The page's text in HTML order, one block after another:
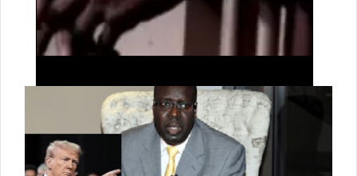
Le cri de détresse des populations de plusieurs villages situés
sur l’axe Saré Moussa Ndourou–Saré Mori, dans le
département de ...
lire plus